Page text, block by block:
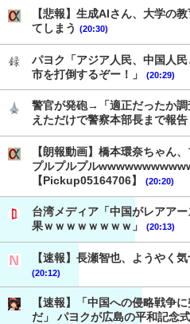
【悲報】生成AIさん、大学の
てしまう (20:30)
パヨク「アジア人民、中国人
市を打倒するぞー！」
(20:29)
警官が発砲→「適正だったか
えただけで警察本部長まで報告
【朗報動画】橋本環奈ちゃん
プルプルプル
【Pickup05164706】
(20:20)
台湾メディア「中国がレアア
果ｗｗｗｗｗｗｗｗ」
(20:13)
【速報】長瀬智也、ようやく
(20:12)
【速報】「中国への侵略戦争
だ」 パヨクが広島の平和記念